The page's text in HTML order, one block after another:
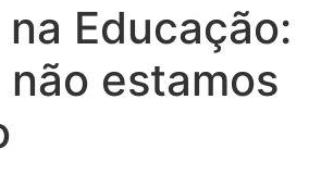
na Educação:
estamos